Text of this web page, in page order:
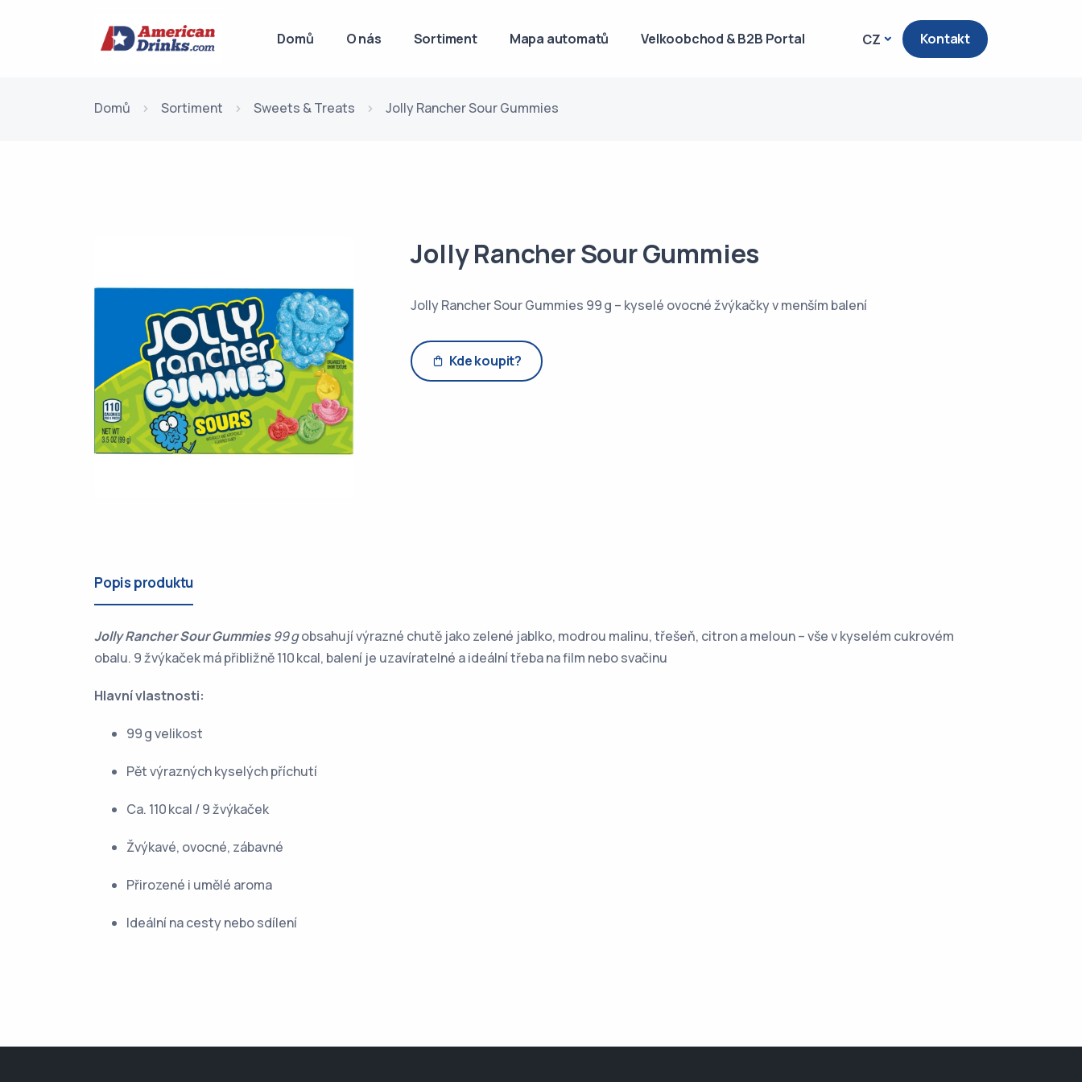
Domů O nás Sortiment Mapa automatů Velkoobchod & B2B Portal CZ Kontakt
Domů Sortiment Sweets & Treats Jolly Rancher Sour Gummies
Jolly Rancher Sour Gummies
Jolly Rancher Sour Gummies 99 g – kyselé ovocné žvýkačky v menším balení
Kde koupit?
Popis produktu
Jolly Rancher Sour Gummies99 gobsahují výrazné chutě jako zelené jablko, modrou malinu, třešeň, citron a meloun – vše v kyselém cukrovém
obalu. 9 žvýkaček má přibližně 110 kcal, balení je uzavíratelné a ideální třeba na film nebo svačinu
Hlavní vlastnosti:
99 g velikost
Pět výrazných kyselých příchutí
Ca. 110 kcal / 9 žvýkaček
Žvýkavé, ovocné, zábavné
Přirozené i umělé aroma
Ideální na cesty nebo sdílení